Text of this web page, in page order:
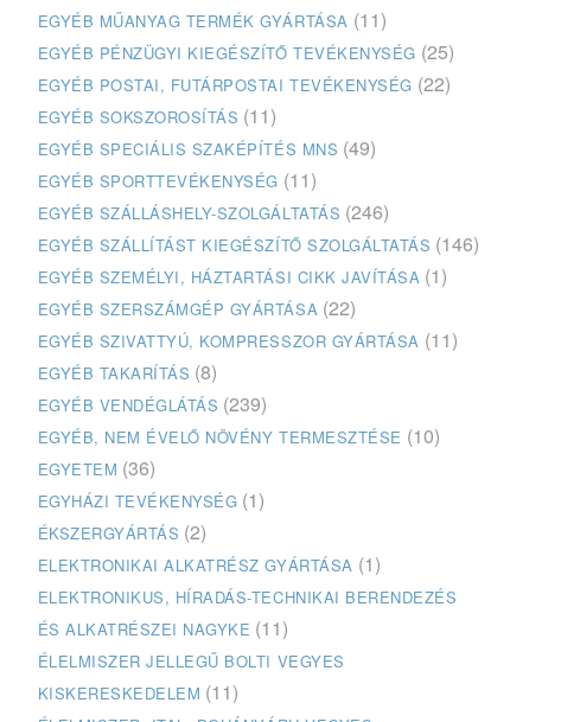
EGYÉB MŰANYAG TERMÉK GYÁRTÁSA (11)
EGYÉB PÉNZÜGYI KIEGÉSZÍTŐ TEVÉKENYSÉG (25)
EGYÉB POSTAI, FUTÁRPOSTAI TEVÉKENYSÉG (22)
EGYÉB SOKSZOROSÍTÁS (11)
EGYÉB SPECIÁLIS SZAKÉPÍTÉS MNS (49)
EGYÉB SPORTTEVÉKENYSÉG (11)
EGYÉB SZÁLLÁSHELY-SZOLGÁLTATÁS (246)
EGYÉB SZÁLLÍTÁST KIEGÉSZÍTŐ SZOLGÁLTATÁS (146)
EGYÉB SZEMÉLYI, HÁZTARTÁSI CIKK JAVÍTÁSA (1)
EGYÉB SZERSZÁMGÉP GYÁRTÁSA (22)
EGYÉB SZIVATTYÚ, KOMPRESSZOR GYÁRTÁSA (11)
EGYÉB TAKARÍTÁS (8)
EGYÉB VENDÉGLÁTÁS (239)
EGYÉB, NEM ÉVELŐ NÖVÉNY TERMESZTÉSE (10)
EGYETEM (36)
EGYHÁZI TEVÉKENYSÉG (1)
ÉKSZERGYÁRTÁS (2)
ELEKTRONIKAI ALKATRÉSZ GYÁRTÁSA (1)
ELEKTRONIKUS, HÍRADÁS-TECHNIKAI BERENDEZÉS
ÉS ALKATRÉSZEI NAGYKE (11)
ÉLELMISZER JELLEGŰ BOLTI VEGYES
KISKERESKEDELEM (11)